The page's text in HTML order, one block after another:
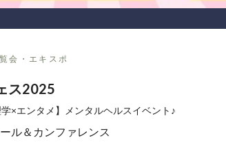
会・エキスポ
ス2025
×エンタメ】メンタルヘルスイベント♪
ル＆カンファレンス